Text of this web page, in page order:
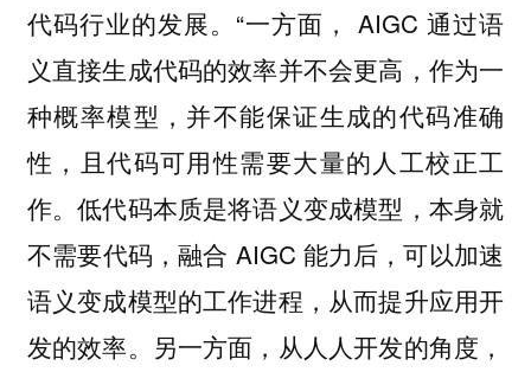
代码行业的发展。“一方面， AIGC 通过语
义直接生成代码的效率并不会更高，作为一
种概率模型，并不能保证生成的代码准确
性，且代码可用性需要大量的人工校正工
作。低代码本质是将语义变成模型，本身就
不需要代码，融合 AIGC 能力后，可以加速
语义变成模型的工作进程，从而提升应用开
发的效率。另一方面，从人人开发的角度，